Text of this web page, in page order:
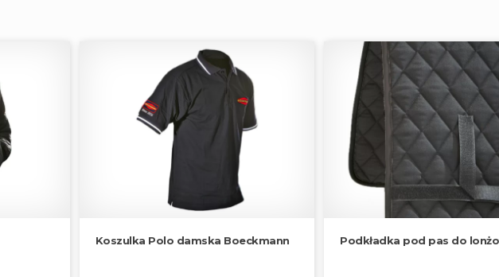
Koszulka Polo damska Boeckmann Podkładka pod pas do